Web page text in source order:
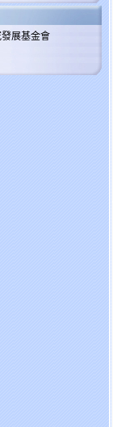
展基金會